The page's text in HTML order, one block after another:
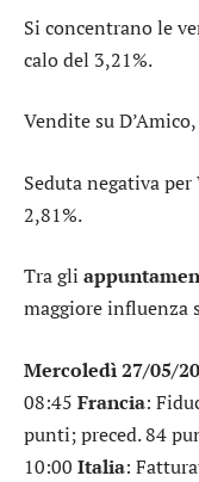
Si concentrano le
calo del 3,21%.
Vendite suD’Amico
Seduta negativa per
2,81%.
Tra gli
maggiore influenza
Mercoledì 27/05/
08:45 Francia:
punti; preced. 84
10:00 Italia: